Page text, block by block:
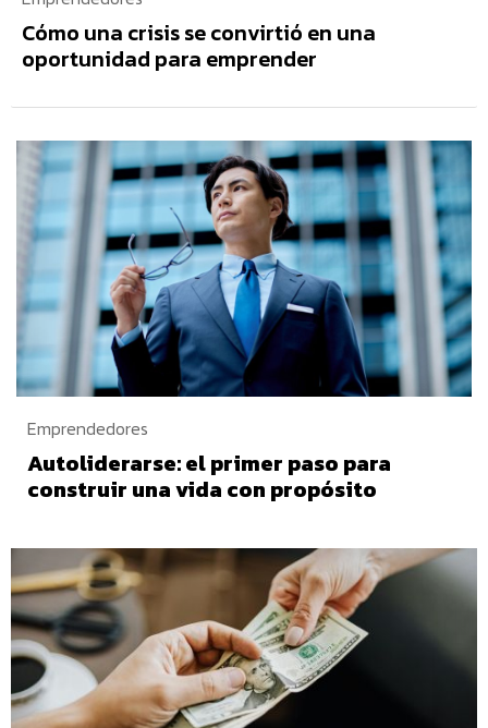
oportunidad para emprender
Emprendedores
Autoliderarse: el primer paso para
construir una vida con propósito